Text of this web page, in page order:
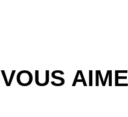
VOUS